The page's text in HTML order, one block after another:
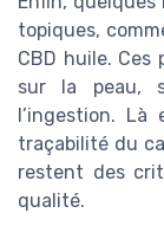
topiques,
CBD huile. Ces
sur la peau,
l’ingestion.
traçabilité du
restent des
qualité.